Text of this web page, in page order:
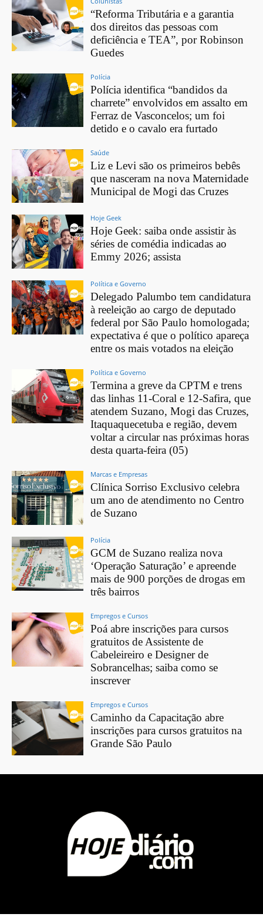
“Reforma Tributária e a garantia
dos direitos das pessoas com
deficiência e TEA”, por Robinson
Guedes
Polícia
Polícia identifica “bandidos da
charrete” envolvidos em assalto em
Ferraz de Vasconcelos; um foi
detido e o cavalo era furtado
Saúde
Liz e Levi são os primeiros bebês
que nasceram na nova Maternidade
Municipal de Mogi das Cruzes
Hoje Geek
Hoje Geek: saiba onde assistir às
séries de comédia indicadas ao
Emmy 2026; assista
Política e Governo
Delegado Palumbo tem candidatura
à reeleição ao cargo de deputado
federal por São Paulo homologada;
expectativa é que o político apareça
entre os mais votados na eleição
Política e Governo
Termina a greve da CPTM e trens
das linhas 11-Coral e 12-Safira, que
atendem Suzano, Mogi das Cruzes,
Itaquaquecetuba e região, devem
voltar a circular nas próximas horas
desta quarta-feira (05)
Marcas e Empresas
Clínica Sorriso Exclusivo celebra
um ano de atendimento no Centro
de Suzano
Polícia
GCM de Suzano realiza nova
‘Operação Saturação’ e apreende
mais de 900 porções de drogas em
três bairros
Empregos e Cursos
Poá abre inscrições para cursos
gratuitos de Assistente de
Cabeleireiro e Designer de
Sobrancelhas; saiba como se
inscrever
Empregos e Cursos
Caminho da Capacitação abre
inscrições para cursos gratuitos na
Grande São Paulo